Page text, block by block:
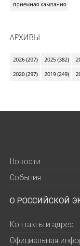
приемная кампания
АРХИВЫ
2026 (207) 2025 (382)
2020 (297)
2019 (249)
Новости
События
О РОССИЙСКОЙ
Контакты и адрес
Официальная